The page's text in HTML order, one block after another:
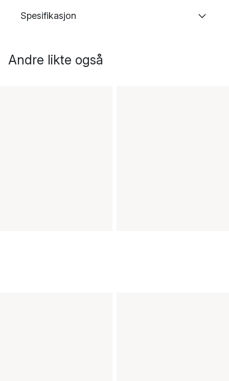
Spesifikasjon
Andre likte også